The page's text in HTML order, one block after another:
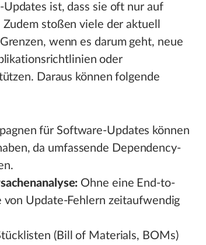
ist, dass sie oft nur auf
stoßen viele der aktuell
wenn es darum geht, neue
oder
Daraus können folgende
für Software-Updates können
da umfassende Dependency-
Ohne eine End-to-
von Update-Fehlern zeitaufwendig
(Bill of Materials, BOMs)